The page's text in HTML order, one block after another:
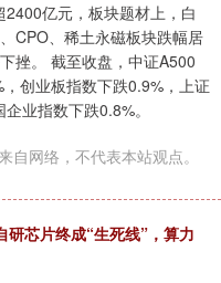
亿元，板块题材上，白
CPO、稀土永磁板块跌幅居
挫。 截至收盘，中证A500
创业板指数下跌0.9%，上证
业指数下跌0.8%。
自网络，不代表本站观点。
芯片终成“生死线”，算力